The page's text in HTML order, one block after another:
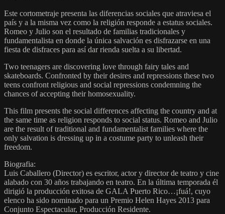
Este cortometraje presenta las diferencias sociales que atraviesa el
país y a la misma vez como la religión responde a estatus sociales.
Romeo y Julio son el resultado de familias tradicionales y
fundamentalista en donde la única salvación es disfrazarse en una
fiesta de disfraces para así dar rienda suelta a su libertad.
Two teenagers are discovering love through fairy tales and
skateboards. Confronted by their desires and repressions these two
teens confront religious and social repressions condemning the
chances of accepting their homosexuality.
This film presents the social differences affecting the country and at
the same time as religion responds to social status. Romeo and Julio
are the result of traditional and fundamentalist families where the
only salvation is dressing up in a costume party to unleash their
freedom.
Biografia:
Luis Caballero (Director) es escritor, actor y director de teatro y cine
alabado con 30 años trabajando en teatro. En la última temporada él
dirigió la producción exitosa de GALA Puerto Rico…¡fuá!, cuyo
elenco ha sido nominado para un Premio Helen Hayes 2013 para
Conjunto Espectacular, Producción Residente.